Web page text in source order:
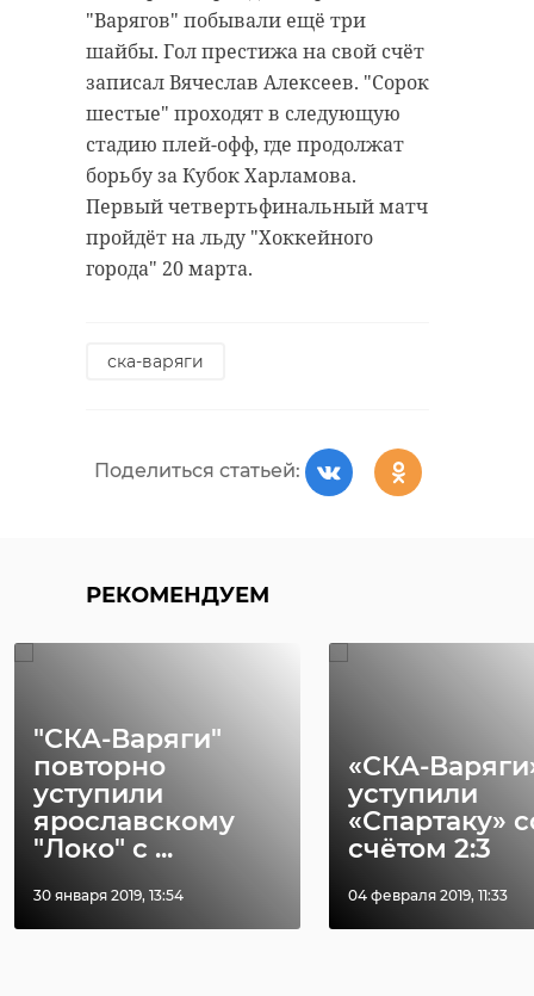
"Варягов" побывали ещё три
шайбы. Гол престижа на свой счёт
записал Вячеслав Алексеев. "Сорок
шестые" проходят в следующую
стадию плей-офф, где продолжат
борьбу за Кубок Харламова.
Первый четвертьфинальный матч
пройдёт на льду "Хоккейного
города" 20 марта.
ска-варяги
Поделиться статьей:
РЕКОМЕНДУЕМ
"СКА-Варяги"
повторно
уступили
ярославскому
"Локо" с ...
30 января 2019, 13:54
«СКА-
уступили
«Спартаку»
счётом 2:3
04 февраля 2019, 11:33